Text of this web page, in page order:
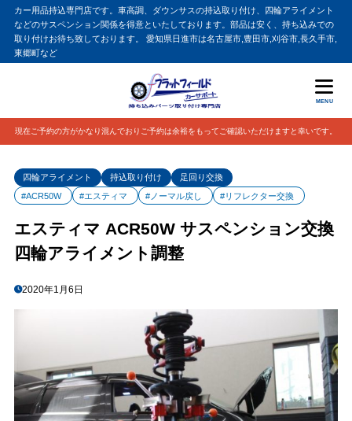
カー用品持込専門店です。車高調、ダウンサスの持込取り付け、四輪アライメント
などのサスペンション関係を得意といたしております。部品は安く、持ち込みでの
取り付けお待ち致しております。 愛知県日進市は名古屋市,豊田市,刈谷市,長久手市,
東郷町など
MENU
現在ご予約の方がかなり混んでおりご予約は余裕をもってご確認いただけますと幸いです。
四輪アライメント 持込取り付け
足回り交換
#ACR50W
#エスティマ #ノーマル戻し #リフレクター交換
エスティマ ACR50W サスペンション交換
四輪アライメント調整
2020年1月6日